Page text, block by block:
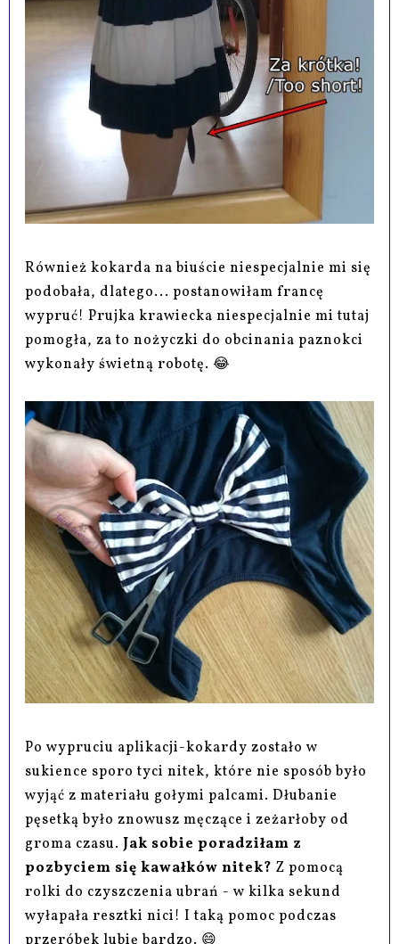
Również kokarda na biuście niespecjalnie mi się
podobała, dlatego... postanowiłam francę
wypruć! Prujka krawiecka niespecjalnie mi tutaj
pomogła, za to nożyczki do obcinania paznokci
wykonały świetną robotę. 😂
Po wypruciu aplikacji-kokardy zostało w
sukience sporo tyci nitek, które nie sposób było
wyjąć z materiału gołymi palcami. Dłubanie
pęsetką było znowusz męczące i zeżarłoby od
groma czasu.Jak sobie poradziłam z
pozbyciem się kawałków nitek? Z pomocą
rolki do czyszczenia ubrań - w kilka sekund
wyłapała resztki nici! I taką pomoc podczas